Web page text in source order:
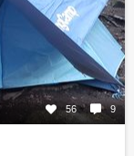
56 9